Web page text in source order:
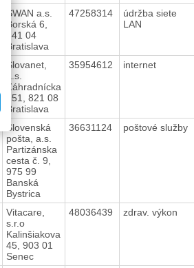
SWAN a.s.
Borská 6,
841 04
Bratislava
47258314
údržba siete
LAN
Slovanet,
a.s.
Záhradnícka
151, 821 08
Bratislava
35954612 internet
Slovenská
pošta, a.s.
Partizánska
cesta č. 9,
975 99
Banská
Bystrica
36631124 poštové služby
Vitacare,
s.r.o
Kalinšiakova
45, 903 01
Senec
48036439 zdrav. výkon